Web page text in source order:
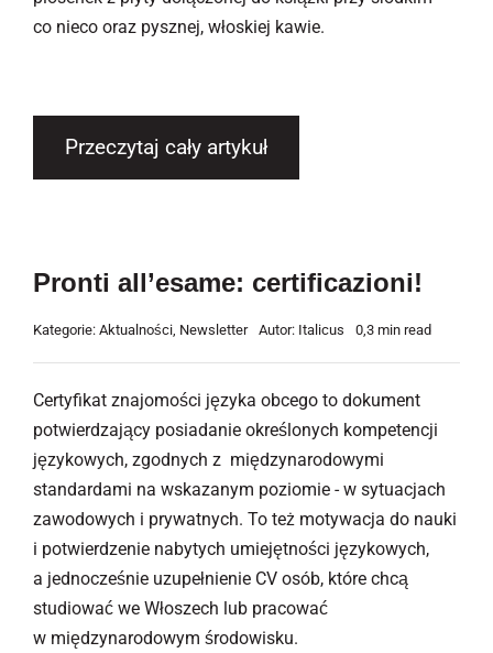
co nieco oraz pysznej, włoskiej kawie.
Przeczytaj cały artykuł
Pronti all’esame: certificazioni!
Kategorie: Aktualności, Newsletter Autor: Italicus 0,3 min read
Certyfikat znajomości języka obcego to dokument
potwierdzający posiadanie określonych kompetencji
językowych, zgodnych z międzynarodowymi
standardami na wskazanym poziomie - w sytuacjach
zawodowych i prywatnych. To też motywacja do nauki
i potwierdzenie nabytych umiejętności językowych,
a jednocześnie uzupełnienie CV osób, które chcą
studiować we Włoszech lub pracować
w międzynarodowym środowisku.